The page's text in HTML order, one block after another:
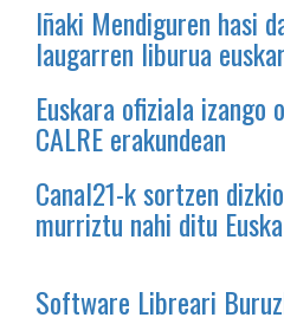
Iñaki Mendiguren hasi
laugarren liburua
Euskara ofiziala izango
CALRE erakundean
Canal21-k sortzen
murriztu nahi ditu
Software Libreari